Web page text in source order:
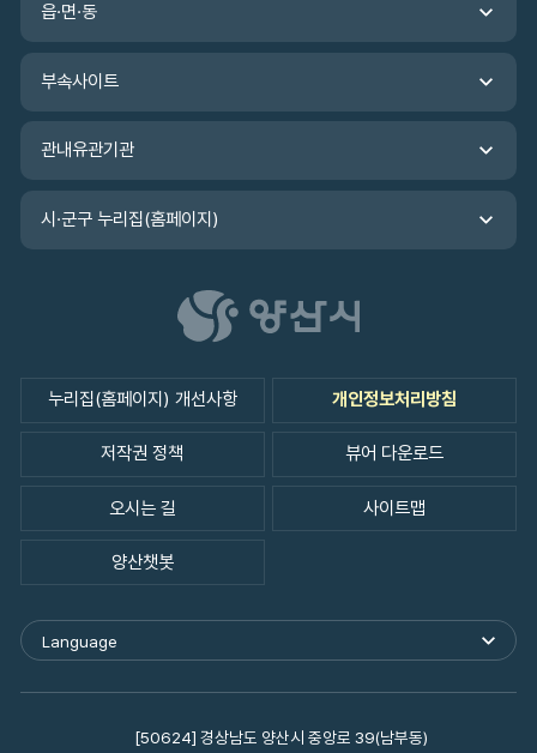
읍·면·동
부속사이트
관내유관기관
시·군구 누리집(홈페이지)
누리집(홈페이지) 개선사항 개인정보처리방침
저작권 정책 뷰어 다운로드
오시는 길 사이트맵
양산챗봇
Language
외
어
[50624] 경상남도 양산시 중앙로 39(남부동)